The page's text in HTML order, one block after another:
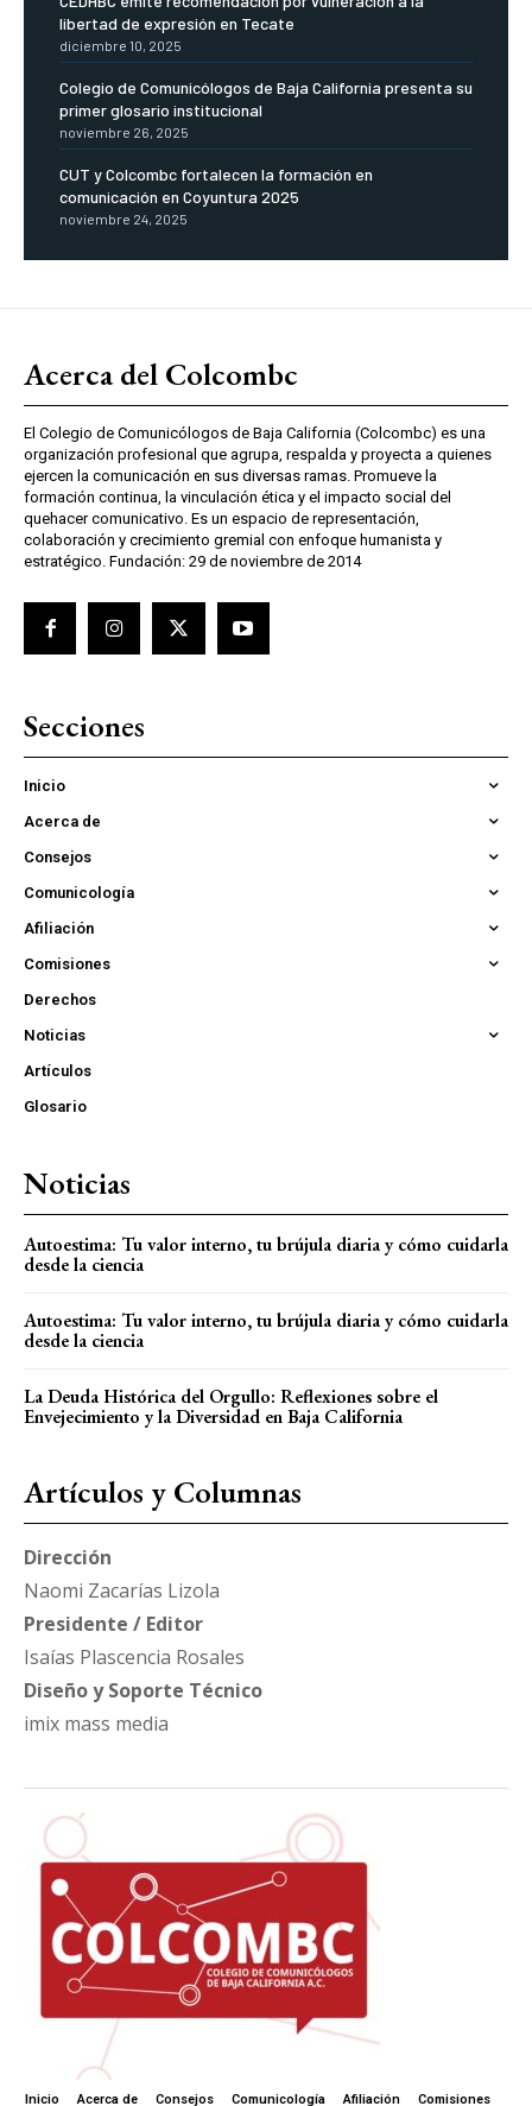
libertad de expresión en Tecate
diciembre 10, 2025
Colegio de Comunicólogos de Baja California presenta su
primer glosario institucional
noviembre 26, 2025
CUT y Colcombc fortalecen la formación en
comunicación en Coyuntura 2025
noviembre 24, 2025
Acerca del Colcombc
El Colegio de Comunicólogos de Baja California (Colcombc) es una
organización profesional que agrupa, respalda y proyecta a quienes
ejercen la comunicación en sus diversas ramas. Promueve la
formación continua, la vinculación ética y el impacto social del
quehacer comunicativo. Es un espacio de representación,
colaboración y crecimiento gremial con enfoque humanista y
estratégico. Fundación: 29 de noviembre de 2014
Secciones
Inicio
Acerca de
Consejos
Comunicología
Afiliación
Comisiones
Derechos
Noticias
Artículos
Glosario
Noticias
Autoestima: Tu valor interno, tu brújula diaria y cómo cuidarla
desde la ciencia
Autoestima: Tu valor interno, tu brújula diaria y cómo cuidarla
desde la ciencia
La Deuda Histórica del Orgullo: Reflexiones sobre el
Envejecimiento y la Diversidad en Baja California
Artículos y Columnas
Dirección
Naomi Zacarías Lizola
Presidente / Editor
Isaías Plascencia Rosales
Diseño y Soporte Técnico
imix mass media
Inicio Acerca de Consejos Comunicología Afiliación Comisiones